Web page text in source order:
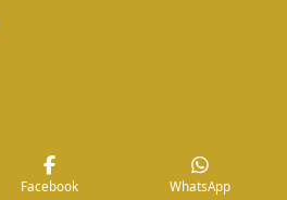
Facebook WhatsApp